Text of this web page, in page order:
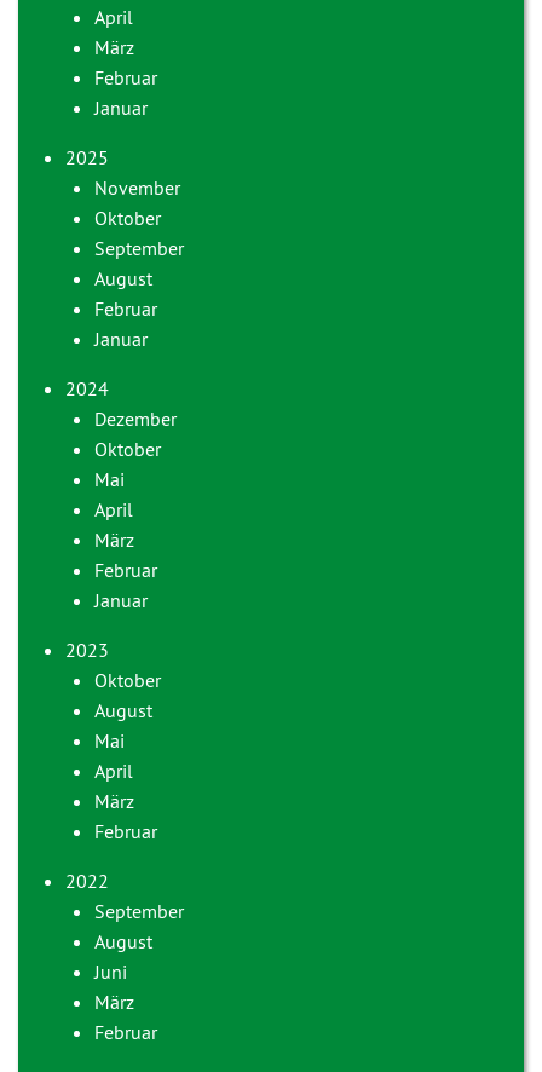
April
März
Februar
Januar
2025
November
Oktober
September
August
Februar
Januar
2024
Dezember
Oktober
Mai
April
März
Februar
Januar
2023
Oktober
August
Mai
April
März
Februar
2022
September
August
Juni
März
Februar